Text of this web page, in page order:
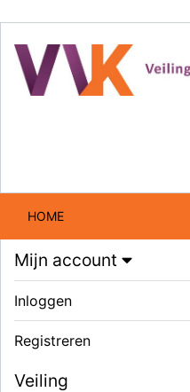
HOME
Mijn account
Inloggen
Registreren
Veiling